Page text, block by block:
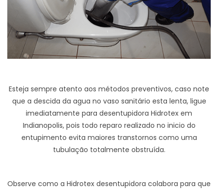
Esteja sempre atento aos métodos preventivos, caso note
que a descida da agua no vaso sanitário esta lenta, ligue
imediatamente para desentupidora Hidrotex em
Indianopolis, pois todo reparo realizado no inicio do
entupimento evita maiores transtornos como uma
tubulação totalmente obstruída.
Observe como a Hidrotex desentupidora colabora para que